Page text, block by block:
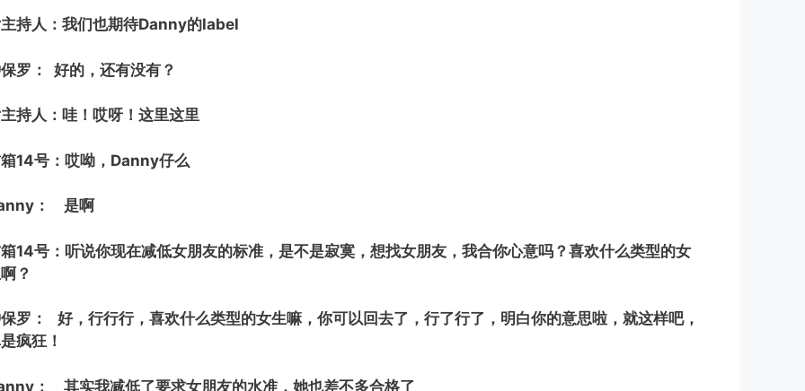
持人：我们也期待Danny的label
罗： 好的，还有没有？
持人：哇！哎呀！这里这里
14号：哎呦，Danny仔么
： 是啊
14号：听说你现在减低女朋友的标准，是不是寂寞，想找女朋友，我合你心意吗？喜欢什么类型的女
？
罗： 好，行行行，喜欢什么类型的女生嘛，你可以回去了，行了行了，明白你的意思啦，就这样吧，
疯狂！
： 其实我减低了要求女朋友的水准，她也差不多合格了